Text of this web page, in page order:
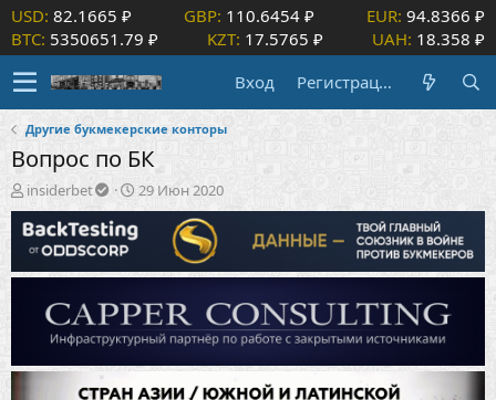
USD: 82.1665 ₽ GBP: 110.6454 ₽ EUR: 94.8366 ₽
BTC: 5350651.79 ₽ KZT: 17.5765 ₽ UAH: 18.358 ₽
Вход
Регистрация
Другие букмекерские конторы
Вопрос по БК
А
в
т
о
р
insiderbet
Д
а
т
н
ч
а
л
а
29 Июн 2020